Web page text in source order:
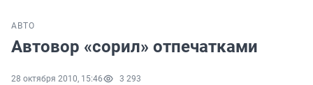
АВТО
Автовор «сорил» отпечатками
28 октября 2010, 15:46 3 293